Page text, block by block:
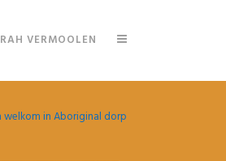
VERMOOLEN
welkom in Aboriginal dorp